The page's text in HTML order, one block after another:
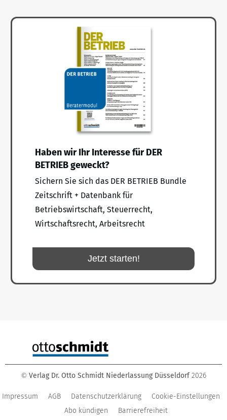
Haben wir Ihr Interesse für DER
BETRIEB geweckt?
Sichern Sie sich das DER BETRIEB Bundle
Zeitschrift + Datenbank für
Betriebswirtschaft, Steuerrecht,
Wirtschaftsrecht, Arbeitsrecht
Jetzt starten!
© Verlag Dr. Otto Schmidt Niederlassung Düsseldorf 2026
Impressum AGB Datenschutzerklärung
Cookie-Einstellungen
Abo kündigen
Barrierefreiheit